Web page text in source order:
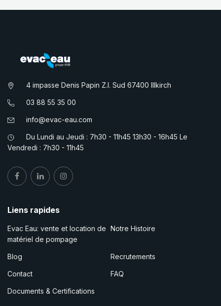
4 impasse Denis Papin Z.I. Sud 67400 Illkirch
03 88 55 35 00
info@evac-eau.com
Du Lundi au Jeudi : 7h30 - 11h45 13h30 - 16h45 Le
Vendredi : 7h30 - 11h45
Liens rapides
Evac Eau: vente et location de
matériel de pompage
Notre Histoire
Blog Recrutements
Contact FAQ
Documents & Certifications